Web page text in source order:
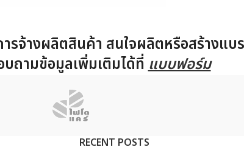
ารจ้างผลิตสินค้า สนใจผลิตหรือสร้างแบ
บถามข้อมูลเพิ่มเติมได้ที่แบบฟอร์ม
RECENT POSTS